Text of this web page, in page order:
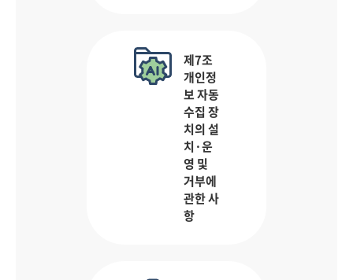
제7조
개인정
보 자동
수집 장
치의 설
치·운
영 및
거부에
관한 사
항